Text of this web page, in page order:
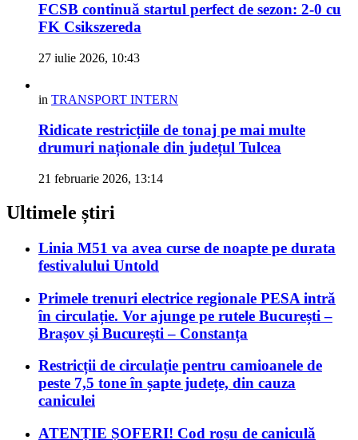
FCSB continuă startul perfect de sezon: 2-0 cu
FK Csikszereda
27 iulie 2026, 10:43
in TRANSPORT INTERN
Ridicate restricțiile de tonaj pe mai multe
drumuri naționale din județul Tulcea
21 februarie 2026, 13:14
Ultimele știri
Linia M51 va avea curse de noapte pe durata
festivalului Untold
Primele trenuri electrice regionale PESA intră
în circulație. Vor ajunge pe rutele București –
Brașov și București – Constanța
Restricții de circulație pentru camioanele de
peste 7,5 tone în șapte județe, din cauza
caniculei
ATENȚIE ȘOFERI! Cod roșu de caniculă